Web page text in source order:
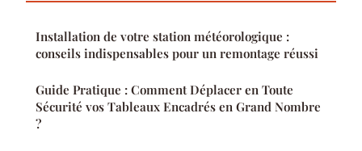
Installation de votre station météorologique :
conseils indispensables pour un remontage réussi
Guide Pratique : Comment Déplacer en Toute
Sécurité vos Tableaux Encadrés en Grand Nombre
?